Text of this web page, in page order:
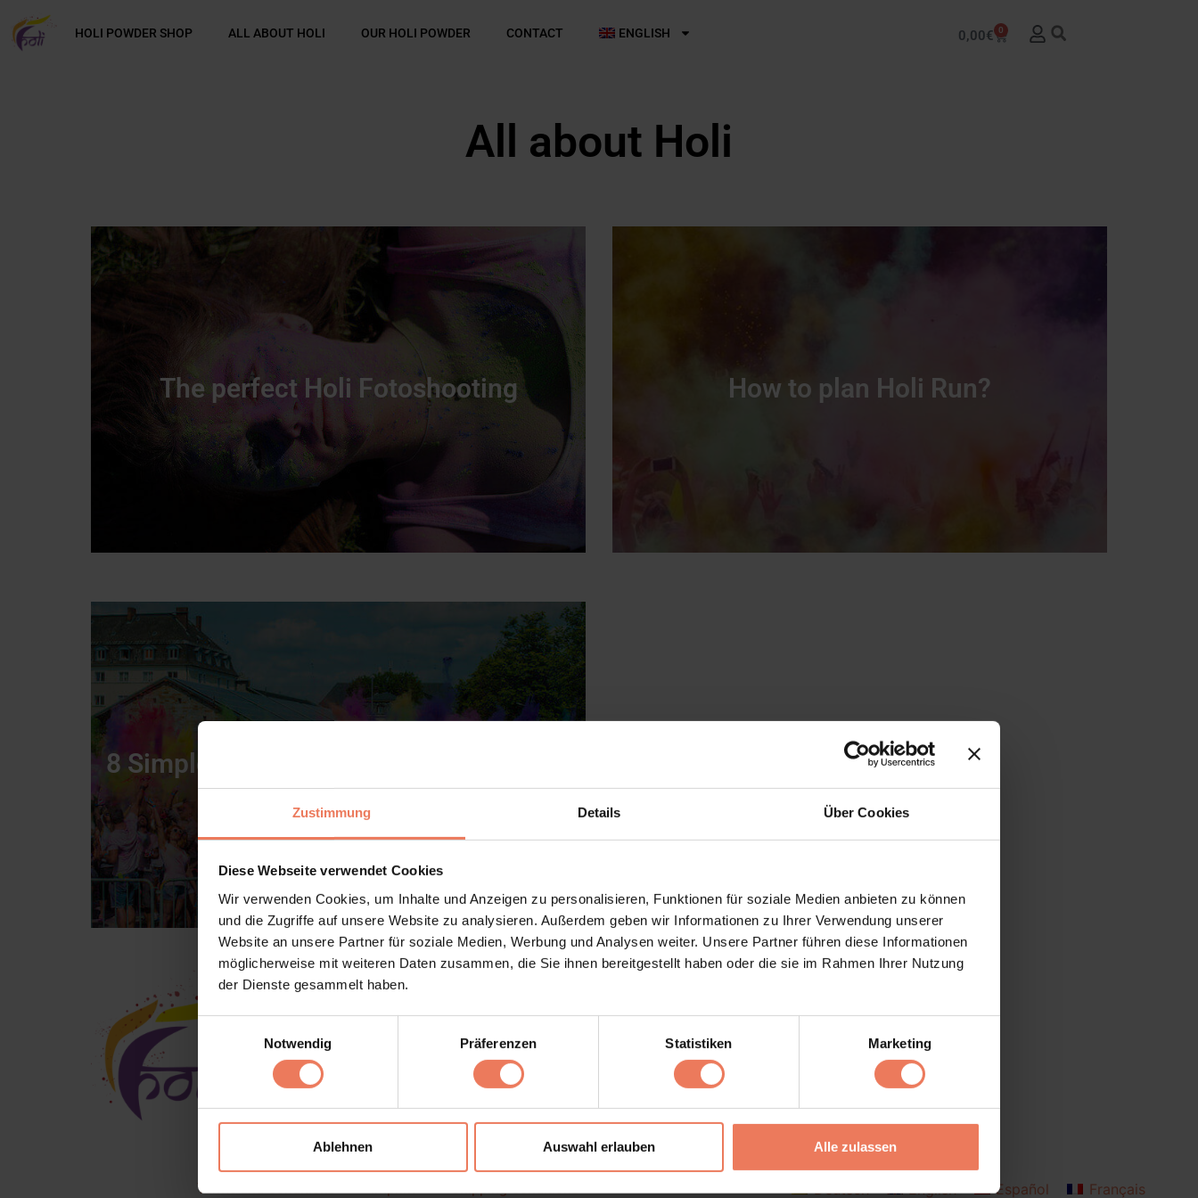
Zustimmung Details Über Cookies
Diese Webseite verwendet Cookies
Wir verwenden Cookies, um Inhalte und Anzeigen zu personalisieren, Funktionen für soziale Medien anbieten zu können
und die Zugriffe auf unsere Website zu analysieren. Außerdem geben wir Informationen zu Ihrer Verwendung unserer
Website an unsere Partner für soziale Medien, Werbung und Analysen weiter. Unsere Partner führen diese Informationen
möglicherweise mit weiteren Daten zusammen, die Sie ihnen bereitgestellt haben oder die sie im Rahmen Ihrer Nutzung
der Dienste gesammelt haben.
Notwendig
Präferenzen Statistiken Marketing
Ablehnen Auswahl erlauben Alle zulassen
HOLI POWDER SHOP ALL ABOUT HOLI OUR HOLI POWDER CONTACT ENGLISH 0,00€ 0
All about Holi
The perfect Holi Fotoshooting How to plan Holi Run?
8 Simple steps to host The Perfect Holi
Party
Terms and Conditions Imprint Shipping Conditions Deutsch English Español
Français